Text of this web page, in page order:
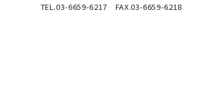
TEL.03-6659-6217 FAX.03-6659-6218